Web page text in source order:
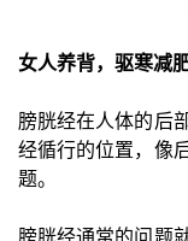
女人养背，驱寒减肥
膀胱经在人体的后
经循行的位置，像
题。
膀胱经通常的问题